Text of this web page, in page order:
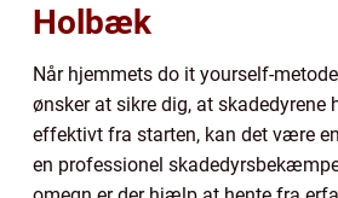
Holbæk
Når hjemmets do it yourself-
ønsker at sikre dig, at skadedyrene
effektivt fra starten, kan det være
en professionel